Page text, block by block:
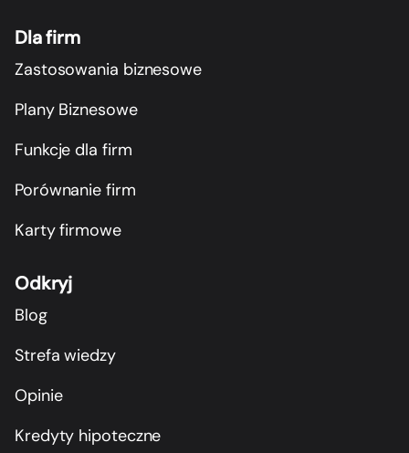
Dla firm
Zastosowania biznesowe
Plany Biznesowe
Funkcje dla firm
Porównanie firm
Karty firmowe
Odkryj
Blog
Strefa wiedzy
Opinie
Kredyty hipoteczne